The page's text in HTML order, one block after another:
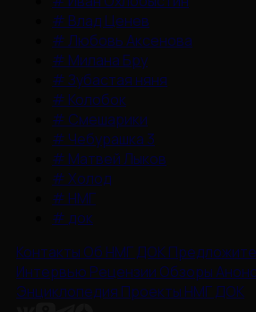
# Влад Ценев
#Любовь Аксенова
# Милана Бру
#Зубастая няня
# Колобок
# Смешарики
# Чебурашка 3
# Матвей Лыков
#Холод
# НМГ
# док
Контакты Об НМГ ДОК
Интервью Рецензии Обзоры
Энциклопедия Проекты НМГ ДОК